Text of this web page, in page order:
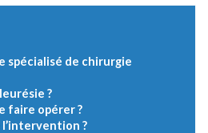
spécialisé de chirurgie
?
faire opérer ?
l’intervention ?